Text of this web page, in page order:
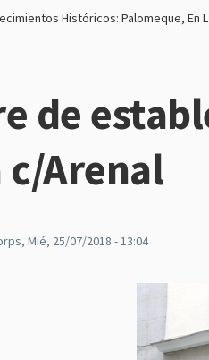
Históricos: Palomeque, En
de
c/Arenal
, Mié, 25/07/2018 - 13:04